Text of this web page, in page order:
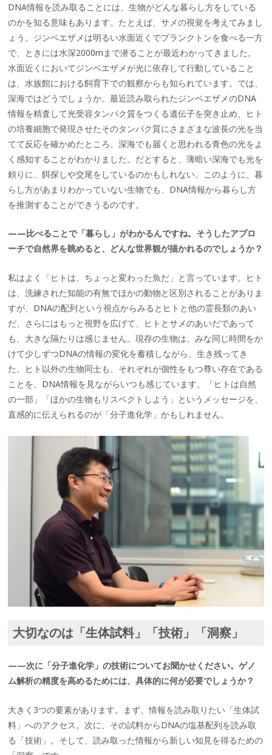
DNA情報を読み取ることには、生物がどんな暮らし方をしている
のかを知る意味もあります。たとえば、サメの視覚を考えてみまし
ょう。ジンベエザメは明るい水面近くでプランクトンを食べる一方
で、ときには水深2000mまで潜ることが最近わかってきました。
水面近くにおいてジンベエザメが光に依存して行動していること
は、水族館における飼育下での観察からも知られています。では、
深海ではどうでしょうか。最近読み取られたジンベエザメのDNA
情報を精査して光受容タンパク質をつくる遺伝子を突き止め、ヒト
の培養細胞で発現させたそのタンパク質にさまざまな波長の光を当
てて反応を確かめたところ、深海でも届くと思われる青色の光をよ
く感知することがわかりました。だとすると、薄暗い深海でも光を
頼りに、餌探しや交尾をしているのかもしれない。このように、暮
らし方があまりわかっていない生物でも、DNA情報から暮らし方
を推測することができうるのです。
——比べることで「暮らし」がわかるんですね。そうしたアプロ
ーチで自然界を眺めると、どんな世界観が描かれるのでしょうか？
私はよく「ヒトは、ちょっと変わった魚だ」と言っています。ヒト
は、洗練された知能の有無でほかの動物と区別されることがありま
すが、DNAの配列という視点からみるとヒトと他の霊長類のあい
だ、さらにはもっと視野を広げて、ヒトとサメのあいだであって
も、大きな隔たりは感じません。現存の生物は、みな同じ時間をか
けて少しずつDNAの情報の変化を蓄積しながら、生き残ってき
た。ヒト以外の生物同士も、それぞれが個性をもつ尊い存在である
ことを、DNA情報を見ながらいつも感じています。「ヒトは自然
の一部」「ほかの生物もリスペクトしよう」というメッセージを、
直感的に伝えられるのが「分子進化学」かもしれません。
大切なのは「生体試料」「技術」「洞察」
——次に「分子進化学」の技術についてお聞かせください。ゲノ
ム解析の精度を高めるためには、具体的に何が必要でしょうか？
大きく3つの要素があります。まず、情報を読み取りたい「生体試
料」へのアクセス。次に、その試料からDNAの塩基配列を読み取
る「技術」。そして、読み取った情報から新しい知見を得るための